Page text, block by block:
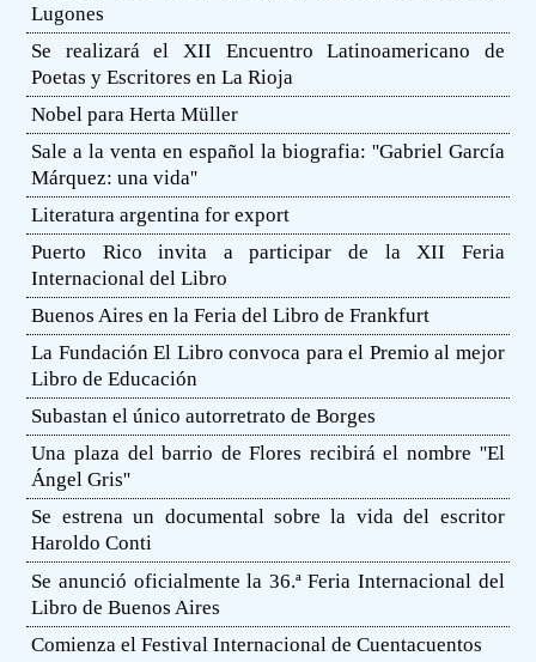
Lugones
Se realizará el XII Encuentro Latinoamericano de
Poetas y Escritores en La Rioja
Nobel para Herta Müller
Sale a la venta en español la biografia: ''Gabriel García
Márquez: una vida''
Literatura argentina for export
Puerto Rico invita a participar de la XII Feria
Internacional del Libro
Buenos Aires en la Feria del Libro de Frankfurt
La Fundación El Libro convoca para el Premio al mejor
Libro de Educación
Subastan el único autorretrato de Borges
Una plaza del barrio de Flores recibirá el nombre ''El
Ángel Gris''
Se estrena un documental sobre la vida del escritor
Haroldo Conti
Se anunció oficialmente la 36.ª Feria Internacional del
Libro de Buenos Aires
Comienza el Festival Internacional de Cuentacuentos